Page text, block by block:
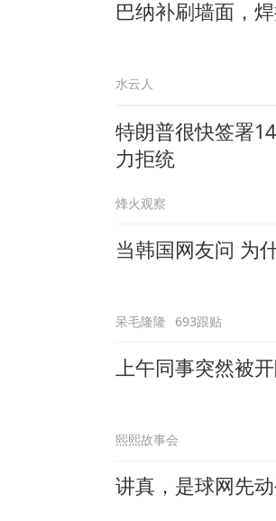
巴纳补刷墙面，
水云人
特朗普很快签署
力拒统
烽火观察
当韩国网友问 为
呆毛隆隆 693跟贴
上午同事突然被
熙熙故事会
讲真，是球网先动